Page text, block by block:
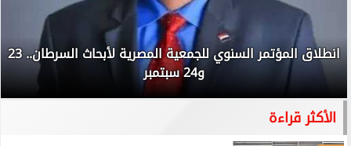
انطلاق المؤتمر السنوي للجمعية المصرية لأبحاث السرطان.. 23
و24 سبتمبر
الأكثر قراءة